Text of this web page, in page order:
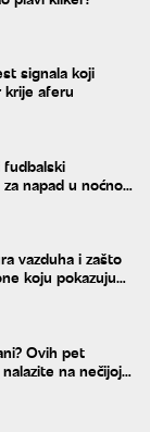
signala koji
krije aferu
fudbalski
napad u noćnom
vazduha i zašto
koju pokazuju
Ovih pet
na nečijoj